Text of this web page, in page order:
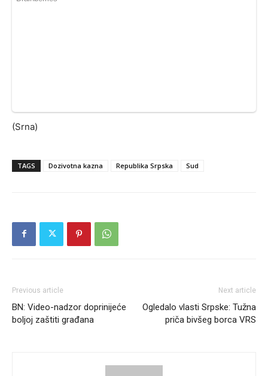
(Srna)
TAGS Dozivotna kazna Republika Srpska Sud
Previous article
BN: Video-nadzor doprinijeće
boljoj zaštiti građana
Next article
Ogledalo vlasti Srpske: Tužna
priča bivšeg borca VRS